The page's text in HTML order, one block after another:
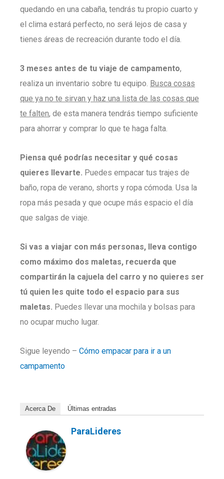
quedando en una cabaña, tendrás tu propio cuarto y
el clima estará perfecto, no será lejos de casa y
tienes áreas de recreación durante todo el día.
3 meses antes de tu viaje de campamento,
realiza un inventario sobre tu equipo. Busca cosas
que ya no te sirvan y haz una lista de las cosas que
te falten, de esta manera tendrás tiempo suficiente
para ahorrar y comprar lo que te haga falta.
Piensa qué podrías necesitar y qué cosas
quieres llevarte. Puedes empacar tus trajes de
baño, ropa de verano, shorts y ropa cómoda. Usa la
ropa más pesada y que ocupe más espacio el día
que salgas de viaje.
Si vas a viajar con más personas, lleva contigo
como máximo dos maletas, recuerda que
compartirán la cajuela del carro y no quieres ser
tú quien les quite todo el espacio para sus
maletas. Puedes llevar una mochila y bolsas para
no ocupar mucho lugar.
Sigue leyendo – Cómo empacar para ir a un
campamento
Acerca De Últimas entradas
ParaLideres